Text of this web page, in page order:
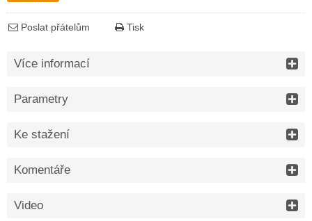
Poslat přátelům Tisk
Více informací
Parametry
Ke stažení
Komentáře
Video